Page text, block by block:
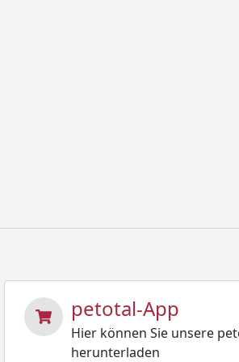
petotal-App
Hier können Sie unsere
herunterladen